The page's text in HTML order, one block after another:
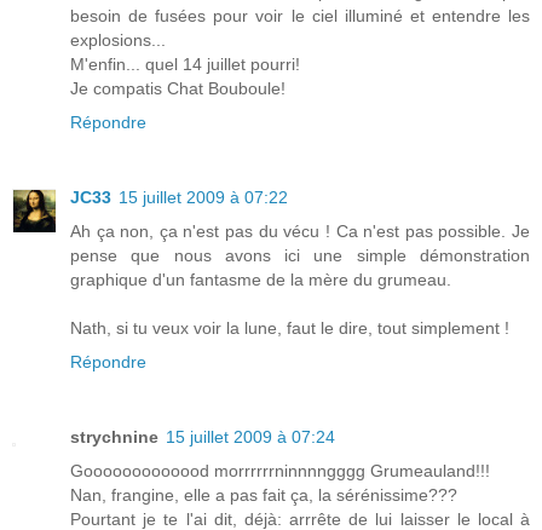
besoin de fusées pour voir le ciel illuminé et entendre les
explosions...
M'enfin... quel 14 juillet pourri!
Je compatis Chat Bouboule!
Répondre
JC33 15 juillet 2009 à 07:22
Ah ça non, ça n'est pas du vécu ! Ca n'est pas possible. Je
pense que nous avons ici une simple démonstration
graphique d'un fantasme de la mère du grumeau.
Nath, si tu veux voir la lune, faut le dire, tout simplement !
Répondre
strychnine 15 juillet 2009 à 07:24
Gooooooooooood morrrrrrninnnngggg Grumeauland!!!
Nan, frangine, elle a pas fait ça, la sérénissime???
Pourtant je te l'ai dit, déjà: arrrête de lui laisser le local à